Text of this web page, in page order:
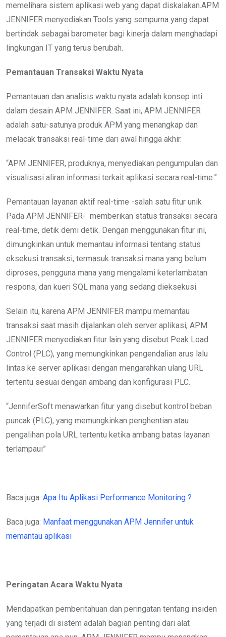
memelihara sistem aplikasi web yang dapat diskalakan.APM
JENNIFER menyediakan Tools yang sempurna yang dapat
bertindak sebagai barometer bagi kinerja dalam menghadapi
lingkungan IT yang terus berubah.
Pemantauan Transaksi Waktu Nyata
Pemantauan dan analisis waktu nyata adalah konsep inti
dalam desain APM JENNIFER. Saat ini, APM JENNIFER
adalah satu-satunya produk APM yang menangkap dan
melacak transaksi real-time dari awal hingga akhir.
“APM JENNIFER, produknya, menyediakan pengumpulan dan
visualisasi aliran informasi terkait aplikasi secara real-time.”
Pemantauan layanan aktif real-time -salah satu fitur unik
Pada APM JENNIFER- memberikan status transaksi secara
real-time, detik demi detik. Dengan menggunakan fitur ini,
dimungkinkan untuk memantau informasi tentang status
eksekusi transaksi, termasuk transaksi mana yang belum
diproses, pengguna mana yang mengalami keterlambatan
respons, dan kueri SQL mana yang sedang dieksekusi.
Selain itu, karena APM JENNIFER mampu memantau
transaksi saat masih dijalankan oleh server aplikasi, APM
JENNIFER menyediakan fitur lain yang disebut Peak Load
Control (PLC), yang memungkinkan pengendalian arus lalu
lintas ke server aplikasi dengan mengarahkan ulang URL
tertentu sesuai dengan ambang dan konfigurasi PLC.
“JenniferSoft menawarkan fitur yang disebut kontrol beban
puncak (PLC), yang memungkinkan penghentian atau
pengalihan pola URL tertentu ketika ambang batas layanan
terlampaui”
Baca juga: Apa Itu Aplikasi Performance Monitoring ?
Baca juga: Manfaat menggunakan APM Jennifer untuk
memantau aplikasi
Peringatan Acara Waktu Nyata
Mendapatkan pemberitahuan dan peringatan tentang insiden
yang terjadi di sistem adalah bagian penting dari alat